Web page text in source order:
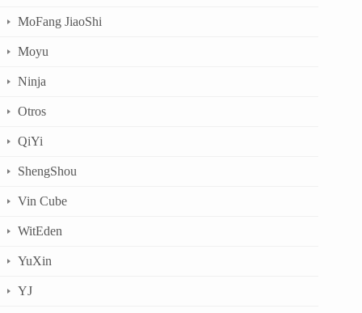
MoFang JiaoShi
Moyu
Ninja
Otros
QiYi
ShengShou
Vin Cube
WitEden
YuXin
YJ